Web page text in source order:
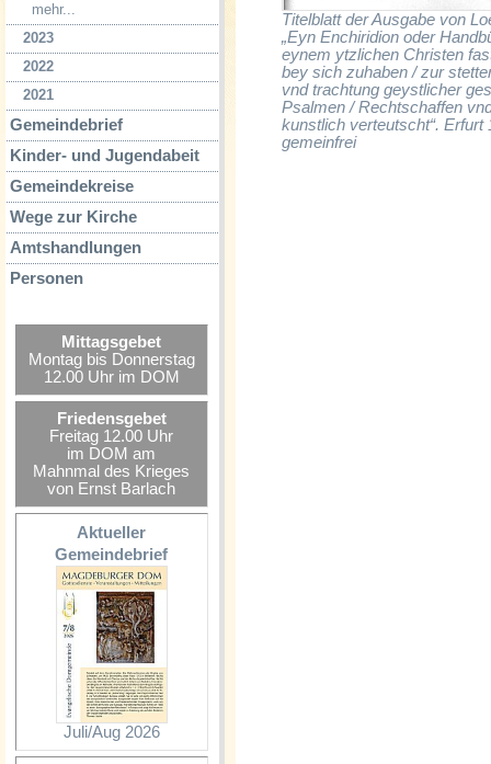
mehr...
2023
2022
2021
Gemeindebrief
Kinder- und Jugendabeit
Gemeindekreise
Wege zur Kirche
Amtshandlungen
Personen
Mittagsgebet
Montag bis Donnerstag
12.00 Uhr im DOM
Friedensgebet
Freitag 12.00 Uhr
im DOM am
Mahnmal des Krieges
von Ernst Barlach
Aktueller
Gemeindebrief
Juli/Aug 2026
Titelblatt der Ausgabe von
„Eyn Enchiridion oder
eynem ytzlichen Christen
bey sich zuhaben / zur
vnd trachtung geystlicher
Psalmen / Rechtschaffen
kunstlich verteutscht“. Erfurt
gemeinfrei